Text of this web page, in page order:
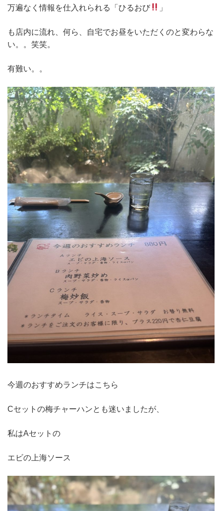
万遍なく情報を仕入れられる「ひるおび 」
も店内に流れ、何ら、自宅でお昼をいただくのと変わらな
い。。笑笑。
有難い。。
今週のおすすめランチはこちら
Cセットの梅チャーハンとも迷いましたが、
私はAセットの
エビの上海ソース